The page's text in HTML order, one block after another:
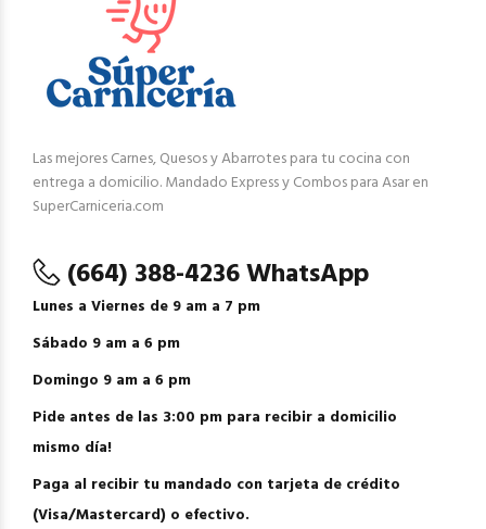
Las mejores Carnes, Quesos y Abarrotes para tu cocina con
entrega a domicilio. Mandado Express y Combos para Asar en
SuperCarniceria.com
(664) 388-4236 WhatsApp
Lunes a Viernes de 9 am a 7 pm
Sábado 9 am a 6 pm
Domingo 9 am a 6 pm
Pide antes de las 3:00 pm para recibir a domicilio
mismo día!
Paga al recibir tu mandado con tarjeta de crédito
(Visa/Mastercard) o efectivo.